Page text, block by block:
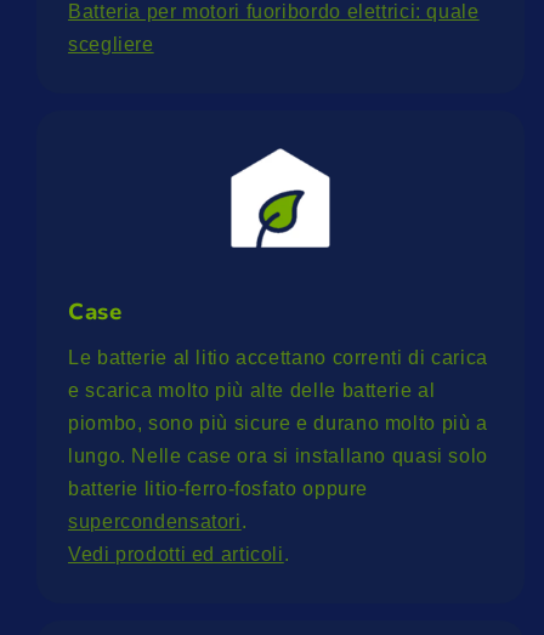
Batteria per motori fuoribordo elettrici: quale
scegliere
Case
Le batterie al litio accettano correnti di carica
e scarica molto più alte delle batterie al
piombo, sono più sicure e durano molto più a
lungo. Nelle case ora si installano quasi solo
batterie litio-ferro-fosfato oppure
supercondensatori.
Vedi prodotti ed articoli.